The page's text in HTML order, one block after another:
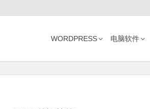
WORDPRESS 电脑软件